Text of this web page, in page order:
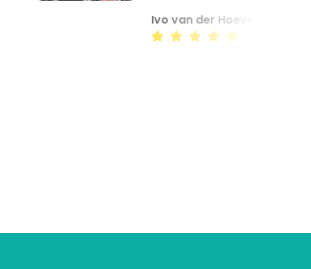
Ivo van der Hoeven